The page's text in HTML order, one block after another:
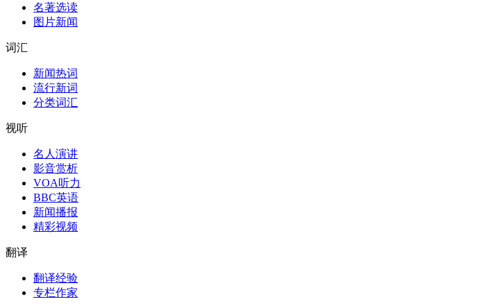
名著选读
图片新闻
词汇
新闻热词
流行新词
分类词汇
视听
名人演讲
影音赏析
VOA听力
BBC英语
新闻播报
精彩视频
翻译
翻译经验
专栏作家